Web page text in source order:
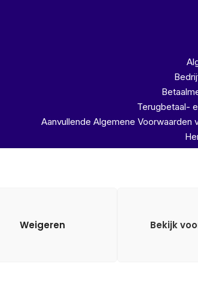
Weigeren Bekijk
Terugbetaal-
Aanvullende Algemene Voorwaarden
ons magazijn!!